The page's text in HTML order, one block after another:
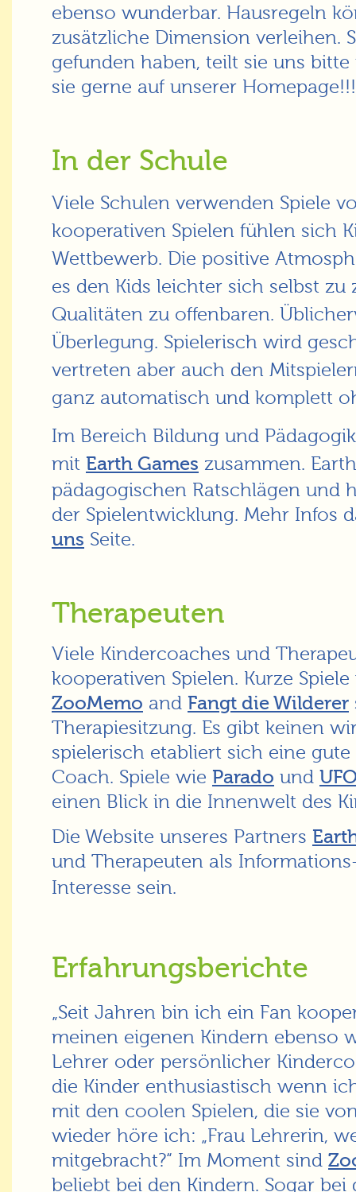
ebenso wunderbar. Hausregeln
zusätzliche Dimension verleihen.
gefunden haben, teilt sie uns
sie gerne auf unserer Homepage!!!
In der Schule
Viele Schulen verwenden Spiele
kooperativen Spielen fühlen sich
Wettbewerb. Die positive
es den Kids leichter sich selbst
Qualitäten zu offenbaren.
Überlegung. Spielerisch wird
vertreten aber auch den
ganz automatisch und komplett
Im Bereich Bildung und
mit Earth Games zusammen.
pädagogischen Ratschlägen und
der Spielentwicklung. Mehr Infos
uns Seite.
Therapeuten
Viele Kindercoaches und
kooperativen Spielen. Kurze
ZooMemo and Fangt die Wilderer
Therapiesitzung. Es gibt keinen
spielerisch etabliert sich eine
Coach. Spiele wie Parado und
einen Blick in die Innenwelt des
Die Website unseres Partners
und Therapeuten als
Interesse sein.
Erfahrungsberichte
„Seit Jahren bin ich ein Fan
meinen eigenen Kindern ebenso
Lehrer oder persönlicher
die Kinder enthusiastisch wenn
mit den coolen Spielen, die sie
wieder höre ich: „Frau Lehrerin,
mitgebracht?“ Im Moment sind
beliebt bei den Kindern. Sogar